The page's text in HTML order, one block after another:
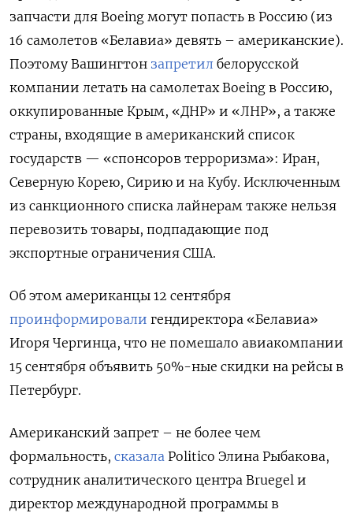
запчасти для Boeing могут попасть в Россию (из
16 самолетов «Белавиа» девять – американские).
Поэтому Вашингтон запретил белорусской
компании летать на самолетах Boeing в Россию,
оккупированные Крым, «ДНР» и «ЛНР», а также
страны, входящие в американский список
государств — «спонсоров терроризма»: Иран,
Северную Корею, Сирию и на Кубу. Исключенным
из санкционного списка лайнерам также нельзя
перевозить товары, подпадающие под
экспортные ограничения США.
Об этом американцы 12 сентября
проинформировали гендиректора «Белавиа»
Игоря Чергинца, что не помешало авиакомпании
15 сентября объявить 50%-ные скидки на рейсы в
Петербург.
Американский запрет – не более чем
формальность, сказала Politico Элина Рыбакова,
сотрудник аналитического центра Bruegel и
директор международной программы в